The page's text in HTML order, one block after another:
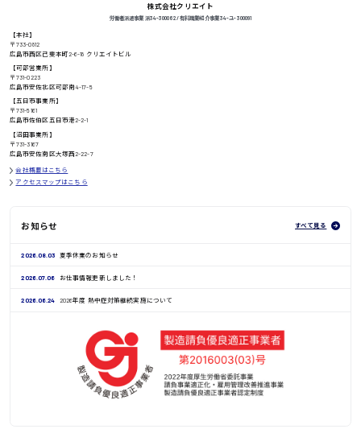
高知県
日給8000円〜
株式会社クリエイト
労働者派遣事業 派34-300062 / 有料職業紹介事業 34-ユ-300091
【本社】
〒733-0812
広島市西区己斐本町2-6-18 クリエイトビル
【可部営業所】
〒731-0223
広島市安佐北区可部南4-17-5
【五日市事業所】
〒731-5161
広島市佐伯区五日市港2-2-1
【沼田事業所】
〒731-3167
広島市安佐南区大塚西2-22-7
会社概要はこちら
アクセスマップはこちら
お知らせ すべて見る
2026.08.03 夏季休業のお知らせ
2026.07.06 お仕事情報更新しました！
2026.06.24 2026年度 熱中症対策継続実施について